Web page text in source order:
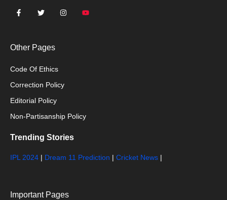
Other Pages
Code Of Ethics
Correction Policy
Editorial Policy
Non-Partisanship Policy
Trending Stories
IPL 2024 | Dream 11 Prediction | Cricket News |
Important Pages